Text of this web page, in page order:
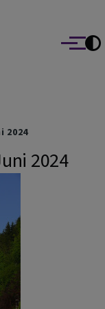
Menü
2024
2024